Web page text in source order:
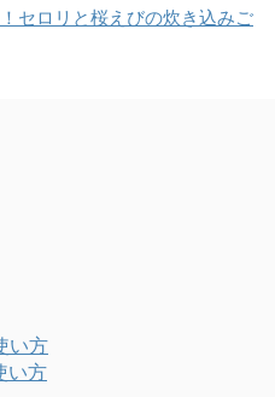
セロリと桜えびの炊き込みご
い方
い方